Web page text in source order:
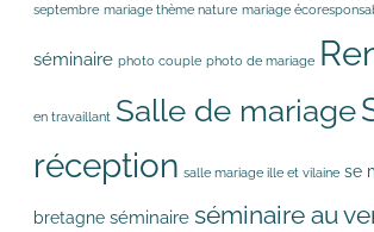
septembre mariage thème nature mariage
séminaire photo couple photo de mariage
en travaillant Salle de mariage
réception salle mariage ille et vilaine se
bretagne séminaire séminaire au